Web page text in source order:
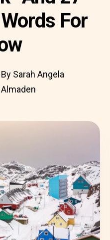
For
By Sarah Angela
Almaden